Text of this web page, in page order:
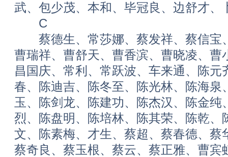
武、包少茂、本和、毕冠良、边舒才、
C
蔡德生、常莎娜、蔡发祥、蔡信宝
曹瑞祥、曹舒天、曹香滨、曹晓凌、曹
昌国庆、常利、常跃波、车来通、陈元
春、陈迪吉、陈冬至、陈光林、陈海泉
玉、陈剑龙、陈建功、陈杰汉、陈金纯
烈、陈盘明、陈培林、陈其荣、陈乾、
文、陈素梅、才生、蔡超、蔡春德、蔡
蔡奇良、蔡玉根、蔡云、蔡正雅、曹宾